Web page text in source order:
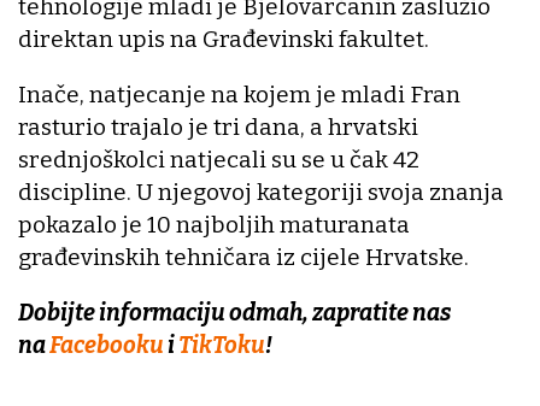
tehnologije mladi je Bjelovarčanin zaslužio
direktan upis na Građevinski fakultet.
Inače, natjecanje na kojem je mladi Fran
rasturio trajalo je tri dana, a hrvatski
srednjoškolci natjecali su se u čak 42
discipline. U njegovoj kategoriji svoja znanja
pokazalo je 10 najboljih maturanata
građevinskih tehničara iz cijele Hrvatske.
Dobijte informaciju odmah, zapratite nas
naFacebooku iTikToku!